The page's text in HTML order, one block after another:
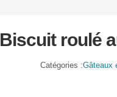
Biscuit roulé
Catégories :Gâteaux